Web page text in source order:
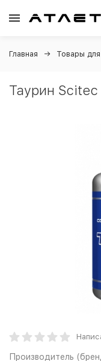
Главная Товары
Таурин
Производитель